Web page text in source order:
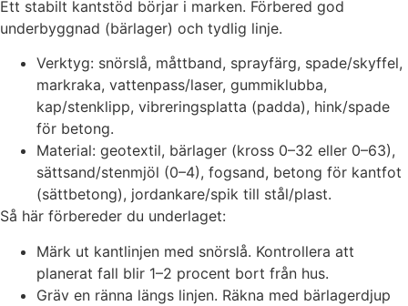
Ett stabilt kantstöd börjar i marken. Förbered god
underbyggnad (bärlager) och tydlig linje.
Verktyg: snörslå, måttband, sprayfärg, spade/skyffel,
markraka, vattenpass/laser, gummiklubba,
kap/stenklipp, vibreringsplatta (padda), hink/spade
för betong.
Material: geotextil, bärlager (kross 0–32 eller 0–63),
sättsand/stenmjöl (0–4), fogsand, betong för kantfot
(sättbetong), jordankare/spik till stål/plast.
Så här förbereder du underlaget:
Märk ut kantlinjen med snörslå. Kontrollera att
planerat fall blir 1–2 procent bort från hus.
Gräv en ränna längs linjen. Räkna med bärlagerdjup